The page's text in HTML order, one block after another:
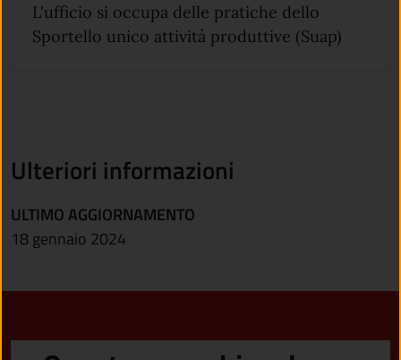
L'ufficio si occupa delle pratiche dello
Sportello unico attività produttive (Suap)
Ulteriori informazioni
ULTIMO AGGIORNAMENTO
18 gennaio 2024